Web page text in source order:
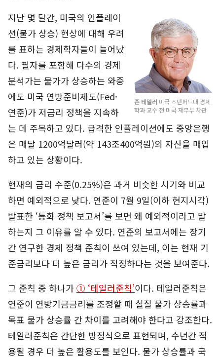
존 테일러 미국 스탠퍼드대 경제
학과 교수 전 미국 재무부 차관
지난 몇 달간, 미국의 인플레이
션(물가 상승) 현상에 대해 우려
를 표하는 경제학자들이 늘어났
다. 필자를 포함해 다수의 경제
분석가는 물가가 상승하는 와중
에도 미국 연방준비제도(Fed·
연준)가 저금리 정책을 지속하
는 데 주목하고 있다. 급격한 인플레이션에도 중앙은행
은 매달 1200억달러(약 143조400억원)의 자산을 매입
하고 있는 상황이다.
현재의 금리 수준(0.25%)은 과거 비슷한 시기와 비교
하면 예외적으로 낮다. 연준이 7월 9일(이하 현지시각)
발표한 ‘통화 정책 보고서’를 보면 왜 예외적이라고 말
하는지 그 이유를 알 수 있다. 연준의 보고서에는 장기
간 연구한 경제 정책 준칙이 쓰여 있는데, 이는 현재 기
준금리보다 더 높은 금리가 적정하다는 것을 보여준다.
그 준칙 중 하나가① ‘테일러준칙’이다. 테일러준칙은
연준이 연방기금금리를 조정할 때 실질 물가 상승률과
목표 물가 상승률 간 차이를 고려해야 한다고 강조한다.
테일러준칙은 간단한 방정식으로 표현되며, 수년간 적
용될 경우 더 높은 활용도를 보인다. 물가 상승률과 국